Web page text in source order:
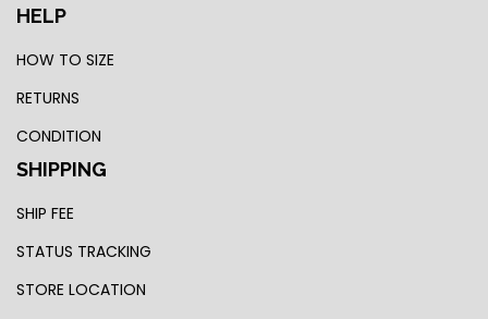
HELP
HOW TO SIZE
RETURNS
CONDITION
SHIPPING
SHIP FEE
STATUS TRACKING
STORE LOCATION